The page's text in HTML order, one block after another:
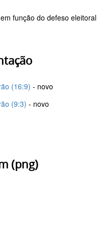
função do defeso eleitoral
(16:9) - novo
(9:3) - novo
(png)